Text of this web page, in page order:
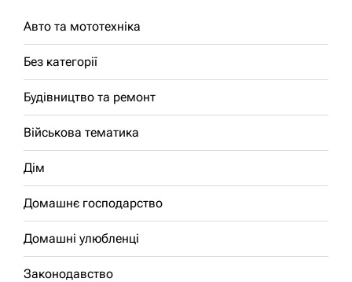
Авто та мототехніка
Без категорії
Будівництво та ремонт
Військова тематика
Дім
Домашнє господарство
Домашні улюбленці
Законодавство